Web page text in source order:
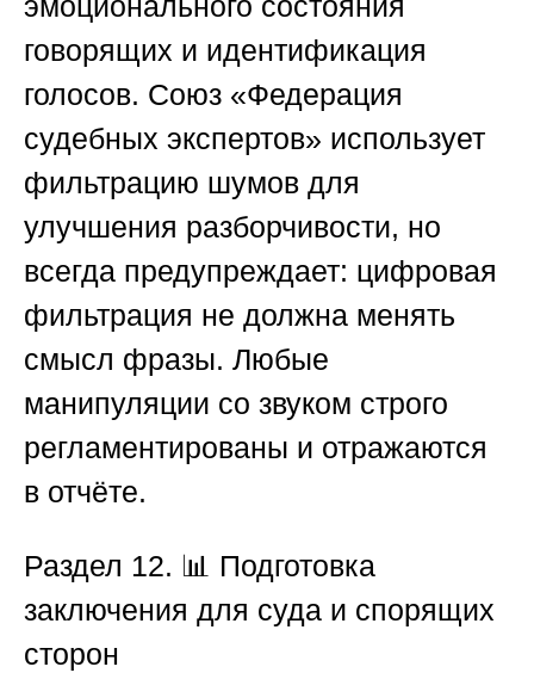
говорящих и идентификация
голосов. Союз «Федерация
судебных экспертов» использует
фильтрацию шумов для
улучшения разборчивости, но
всегда предупреждает: цифровая
фильтрация не должна менять
смысл фразы. Любые
манипуляции со звуком строго
регламентированы и отражаются
в отчёте.
Раздел 12. 📊 Подготовка
заключения для суда и спорящих
сторон